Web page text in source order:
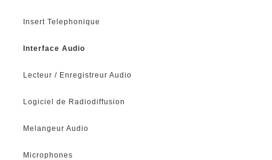
Insert Telephonique
Interface Audio
Lecteur / Enregistreur Audio
Logiciel de Radiodiffusion
Melangeur Audio
Microphones